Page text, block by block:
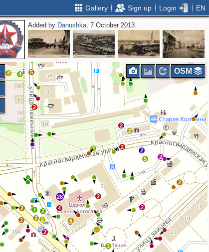
Gallery Sign up Login EN
Added by Danushka, 7 October 2013
3
3
2
2
2
7 2
28
4
6
2
2
2
4
2
3
3
5
2
4
2
5
2
2
2
2
2
2
2
OSM